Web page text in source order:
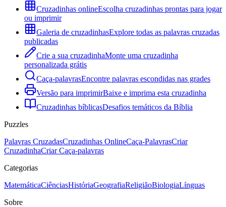
Cruzadinhas onlineEscolha cruzadinhas prontas para jogar
ou imprimir
Galeria de cruzadinhasExplore todas as palavras cruzadas
publicadas
Crie a sua cruzadinhaMonte uma cruzadinha
personalizada grátis
Caça-palavrasEncontre palavras escondidas nas grades
Versão para imprimirBaixe e imprima esta cruzadinha
Cruzadinhas bíblicasDesafios temáticos da Bíblia
Puzzles
Palavras CruzadasCruzadinhas OnlineCaça-PalavrasCriar
CruzadinhaCriar Caça-palavras
Categorias
MatemáticaCiênciasHistóriaGeografiaReligiãoBiologiaLínguas
Sobre